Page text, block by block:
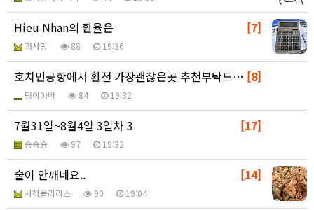
[7]
Hieu Nhan의 환율은
과사랑 88 19:36
[8]
호치민공항에서 환전 가장괜찮은곳 추천부탁드려요
덩이아빠 84 19:32
[17]
7월31일~8월4일 3일차 3
슝슝슝 97 19:32
[14]
술이 안깨네요..
사하폴라리스 90 19:04